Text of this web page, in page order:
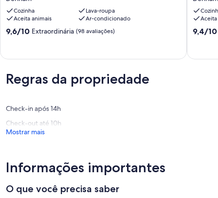
Wildlife tours
While staying at Coastal Court you can take the opportunity to enjoy
one of the many great wildlife cruises of the Sharkbay Marine Park.
Please be aware that at times in the North West there can be
a part of life in Sharkbay
1
-
Denham
Denham
Cozinha
Lava-roupa
Aceita animais
Ar-condicionado
9.6
Extraordinária,
avaliações)
9,6/10 Extraordinária (98 avaliações)
3
Denham
Denham
9.4
9,4/10
Regras da propriedade
Check-in após 14h
Check-out até 10h
Mostrar mais
Informações importantes
O que você precisa saber